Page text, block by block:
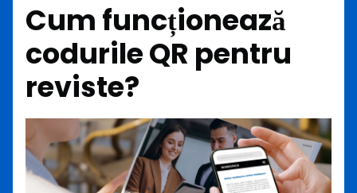
Cum funcționează
codurile QR pentru
reviste?